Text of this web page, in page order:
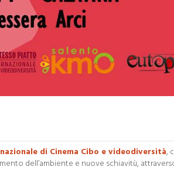
di Cinema Cibo e videodiversità,
dell’ambiente e nuove schiavitù,